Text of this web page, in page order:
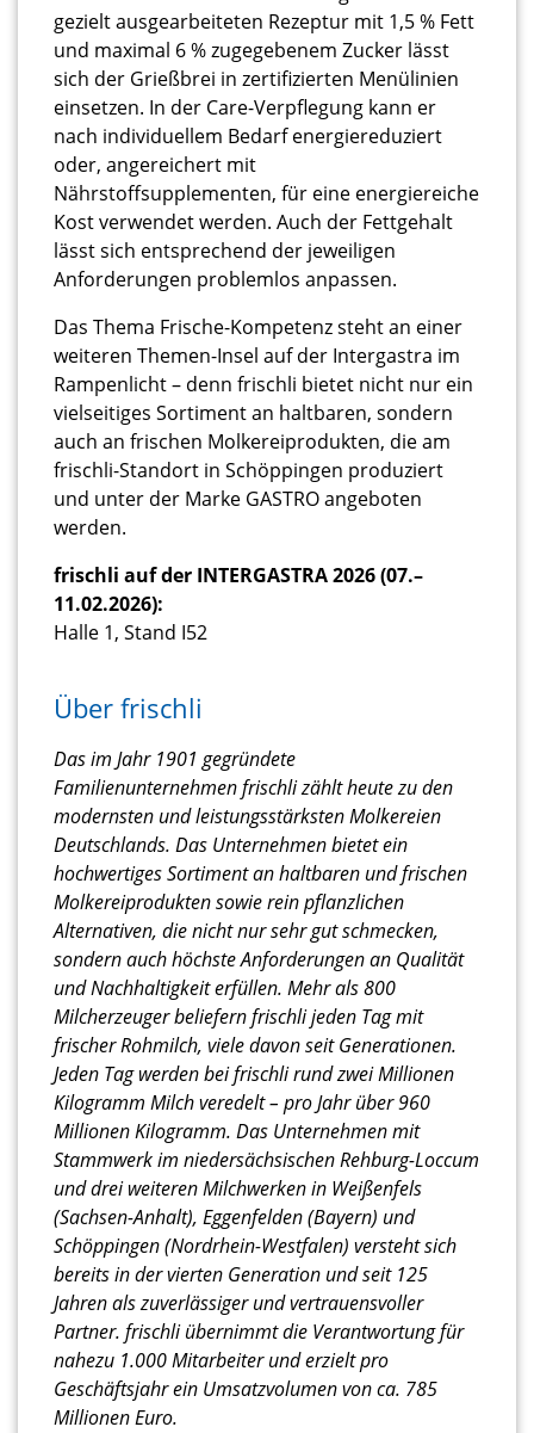
gezielt ausgearbeiteten Rezeptur mit 1,5 % Fett
und maximal 6 % zugegebenem Zucker lässt
sich der Grießbrei in zertifizierten Menülinien
einsetzen. In der Care-Verpflegung kann er
nach individuellem Bedarf energiereduziert
oder, angereichert mit
Nährstoffsupplementen, für eine energiereiche
Kost verwendet werden. Auch der Fettgehalt
lässt sich entsprechend der jeweiligen
Anforderungen problemlos anpassen.
Das Thema Frische-Kompetenz steht an einer
weiteren Themen-Insel auf der Intergastra im
Rampenlicht – denn frischli bietet nicht nur ein
vielseitiges Sortiment an haltbaren, sondern
auch an frischen Molkereiprodukten, die am
frischli-Standort in Schöppingen produziert
und unter der Marke GASTRO angeboten
werden.
frischli auf der INTERGASTRA 2026 (07.–
11.02.2026):
Halle 1, Stand I52
Über frischli
Das im Jahr 1901 gegründete
Familienunternehmen frischli zählt heute zu den
modernsten und leistungsstärksten Molkereien
Deutschlands. Das Unternehmen bietet ein
hochwertiges Sortiment an haltbaren und frischen
Molkereiprodukten sowie rein pflanzlichen
Alternativen, die nicht nur sehr gut schmecken,
sondern auch höchste Anforderungen an Qualität
und Nachhaltigkeit erfüllen. Mehr als 800
Milcherzeuger beliefern frischli jeden Tag mit
frischer Rohmilch, viele davon seit Generationen.
Jeden Tag werden bei frischli rund zwei Millionen
Kilogramm Milch veredelt – pro Jahr über 960
Millionen Kilogramm. Das Unternehmen mit
Stammwerk im niedersächsischen Rehburg-Loccum
und drei weiteren Milchwerken in Weißenfels
(Sachsen-Anhalt), Eggenfelden (Bayern) und
Schöppingen (Nordrhein-Westfalen) versteht sich
bereits in der vierten Generation und seit 125
Jahren als zuverlässiger und vertrauensvoller
Partner. frischli übernimmt die Verantwortung für
nahezu 1.000 Mitarbeiter und erzielt pro
Geschäftsjahr ein Umsatzvolumen von ca. 785
Millionen Euro.